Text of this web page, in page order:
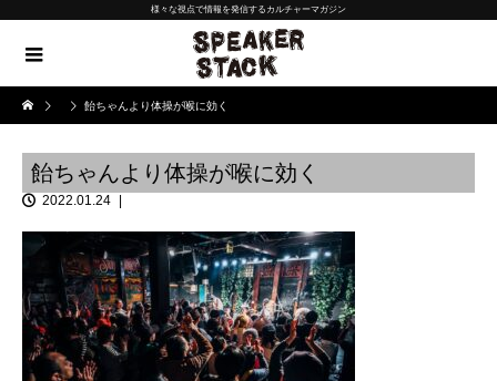
様々な視点で情報を発信するカルチャーマガジン
飴ちゃんより体操が喉に効く
飴ちゃんより体操が喉に効く
2022.01.24